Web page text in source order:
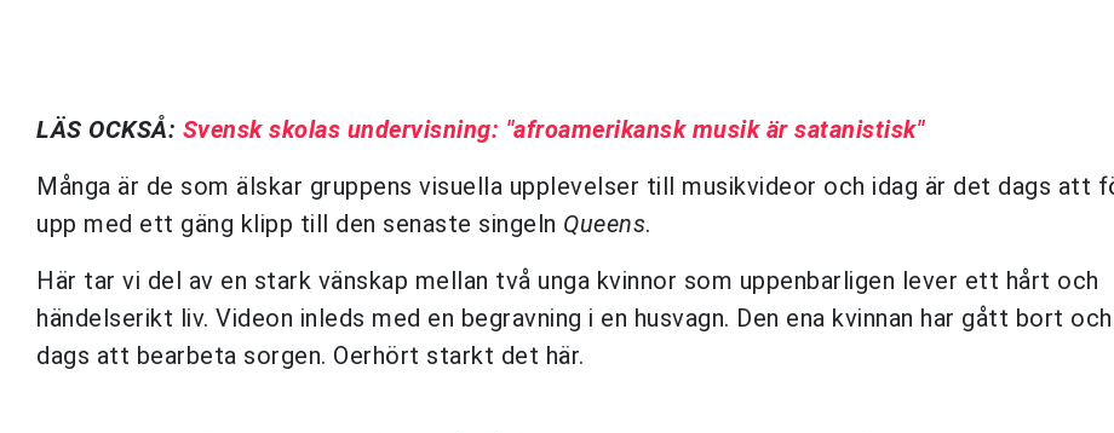
LÄS OCKSÅ: Svensk skolas undervisning: "afroamerikansk musik är satanistisk"
Många är de som älskar gruppens visuella upplevelser till musikvideor och idag är det dags att
upp med ett gäng klipp till den senaste singeln Queens.
Här tar vi del av en stark vänskap mellan två unga kvinnor som uppenbarligen lever ett hårt och
händelserikt liv. Videon inleds med en begravning i en husvagn. Den ena kvinnan har gått bort
dags att bearbeta sorgen. Oerhört starkt det här.